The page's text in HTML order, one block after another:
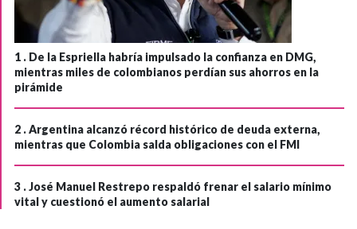
1 . De la Espriella habría impulsado la confianza en DMG,
mientras miles de colombianos perdían sus ahorros en la
pirámide
2 .Argentina alcanzó récord histórico de deuda externa,
mientras que Colombia salda obligaciones con el FMI
3 .José Manuel Restrepo respaldó frenar el salario mínimo
vital y cuestionó el aumento salarial